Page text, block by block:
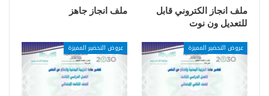
ملف انجاز الكتروني قابل
للتعديل ون نوت
ملف انجاز جاهز
عروض التحضير المميزة عروض التحضير المميزة